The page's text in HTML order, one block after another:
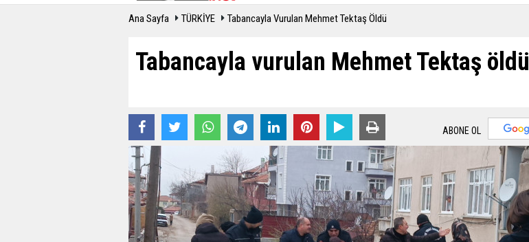
Ana Sayfa TÜRKİYE Tabancayla Vurulan Mehmet Tektaş Öldü
Tabancayla vurulan Mehmet Tektaş öldü
ABONE OL